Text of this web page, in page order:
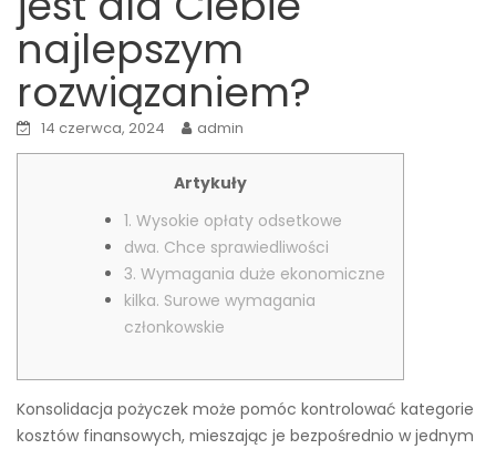
najlepszym
rozwiązaniem?
14 czerwca, 2024 admin
Artykuły
1. Wysokie opłaty odsetkowe
dwa. Chce sprawiedliwości
3. Wymagania duże ekonomiczne
kilka. Surowe wymagania
członkowskie
Konsolidacja pożyczek może pomóc kontrolować kategorie
kosztów finansowych, mieszając je bezpośrednio w jednym